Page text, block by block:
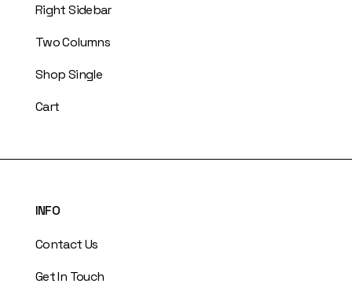
Right Sidebar
Two Columns
Shop Single
Cart
INFO
Contact Us
Get In Touch